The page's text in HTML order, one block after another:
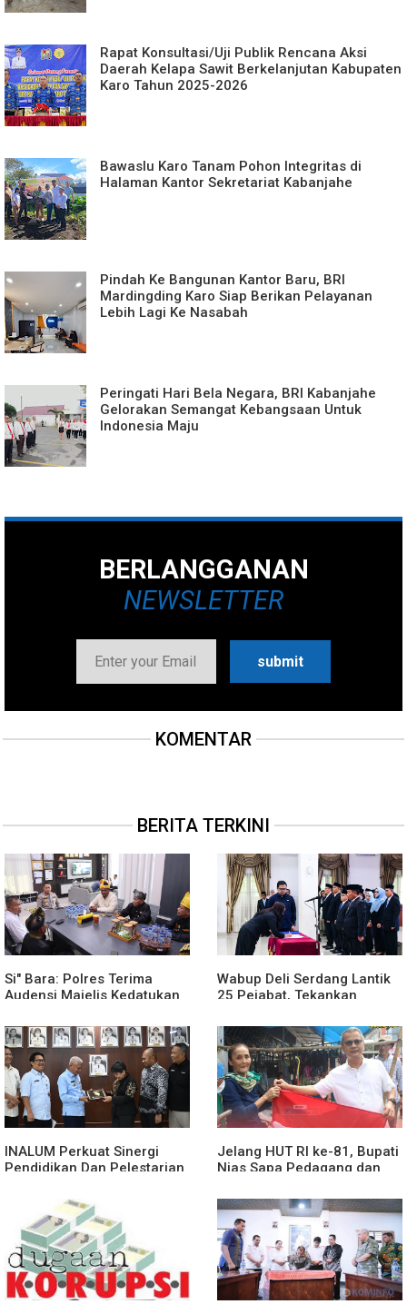
Rapat Konsultasi/Uji Publik Rencana Aksi
Daerah Kelapa Sawit Berkelanjutan Kabupaten
Karo Tahun 2025-2026
Bawaslu Karo Tanam Pohon Integritas di
Halaman Kantor Sekretariat Kabanjahe
Pindah Ke Bangunan Kantor Baru, BRI
Mardingding Karo Siap Berikan Pelayanan
Lebih Lagi Ke Nasabah
Peringati Hari Bela Negara, BRI Kabanjahe
Gelorakan Semangat Kebangsaan Untuk
Indonesia Maju
BERLANGGANAN
NEWSLETTER
KOMENTAR
BERITA TERKINI
Si" Bara: Polres Terima
Audensi Majelis Kedatukan
Wabup Deli Serdang Lantik
25 Pejabat, Tekankan
Cepat dan Humanis
INALUM Perkuat Sinergi
Pendidikan Dan Pelestarian
PemprovSu
Jelang HUT RI ke-81, Bupati
Nias Sapa Pedagang dan
Putih